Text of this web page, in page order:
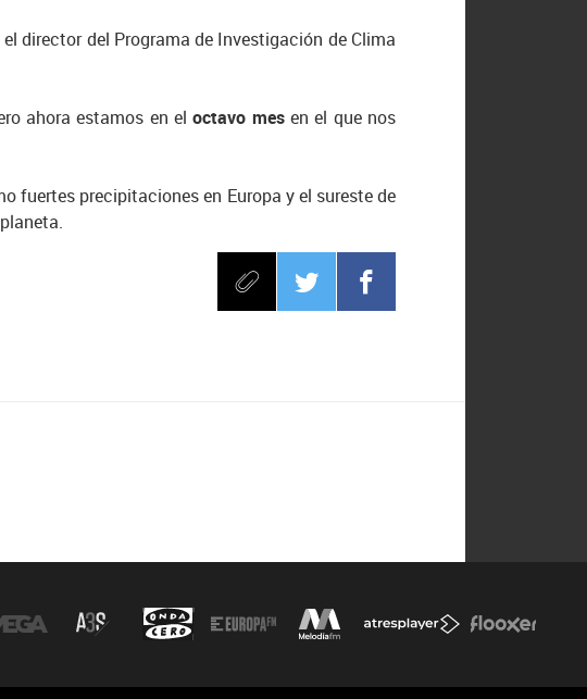
director del Programa de Investigación de Clima
ahora estamos en eloctavo mesen el que nos
fuertes precipitaciones en Europa y el sureste de